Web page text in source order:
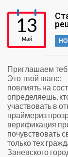
13
Май
Приглашаем
Это твой шанс:
повлиять на
определяешь,
участвовать в
праймериз
верификация
почувствовать
только тех
Заневского